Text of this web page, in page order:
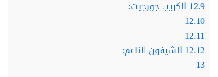
12.9 الكريب جورجيت:
12.10
12.11
12.12 الشيفون الناعم:
13